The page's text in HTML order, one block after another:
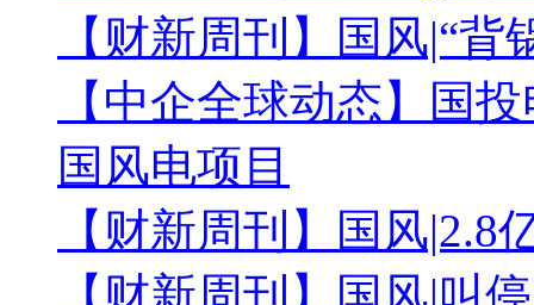
【财新周刊】国风|“背
【中企全球动态】国
国风电项目
【财新周刊】国风|2.8
【财新周刊】国风|叫